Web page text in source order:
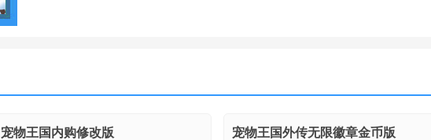
宠物王国内购修改版 宠物王国外传无限徽章金币版